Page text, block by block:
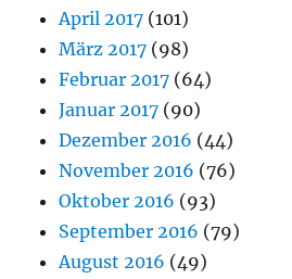
April 2017 (101)
März 2017 (98)
Februar 2017 (64)
Januar 2017 (90)
Dezember 2016 (44)
November 2016 (76)
Oktober 2016 (93)
September 2016 (79)
August 2016 (49)